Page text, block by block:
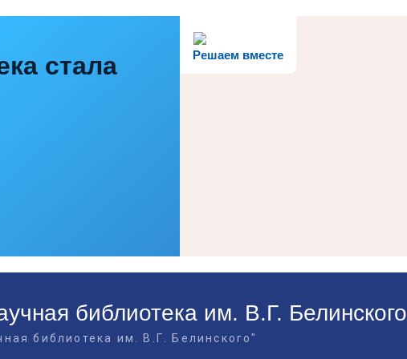
Решаем вместе
стала
библиотека им. В.Г. Белинского
библиотека им. В.Г. Белинского"